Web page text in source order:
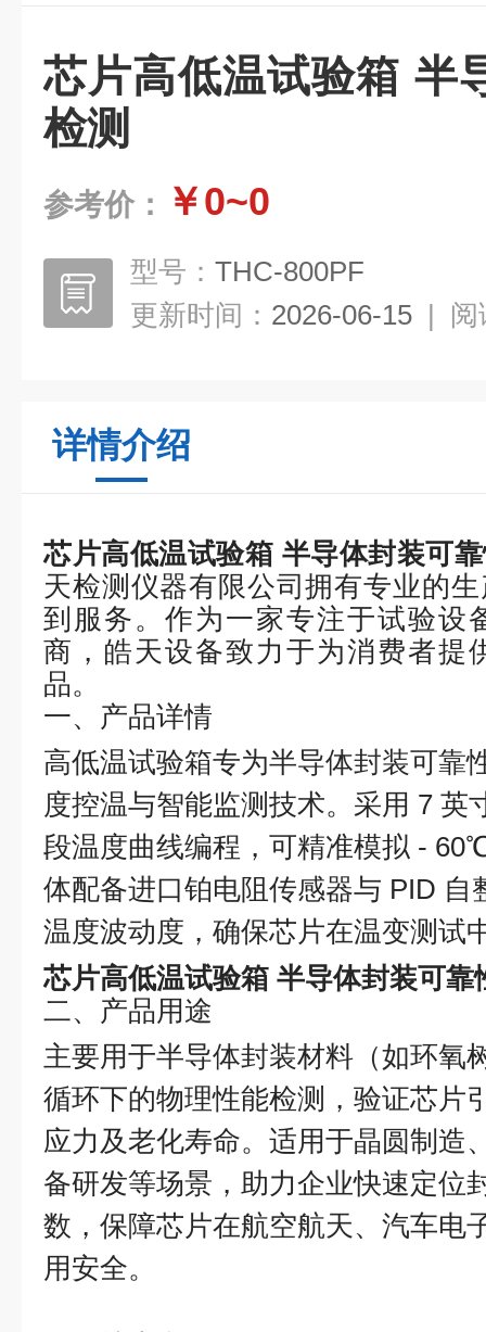
芯片高低温试验箱 半
检测
参考价： ￥0~0
型号： THC-800PF
更新时间： 2026-06-15 | 阅
详情介绍
芯片高低温试验箱 半导体封装可
天检测仪器有限公司拥有专业的
到服务。作为一家专注于试验设
商，皓天设备致力于为消费者提
品。
一、产品详情
高低温试验箱专为半导体封装可靠
度控温与智能监测技术。采用 7 英
段温度曲线编程，可精准模拟 -
体配备进口铂电阻传感器与 PID
温度波动度，确保芯片在温变测试
芯片高低温试验箱 半导体封装可靠
二、产品用途
主要用于半导体封装材料（如环氧
循环下的物理性能检测，验证芯片
应力及老化寿命。适用于晶圆制造
备研发等场景，助力企业快速定位
数，保障芯片在航空航天、汽车电
用安全。